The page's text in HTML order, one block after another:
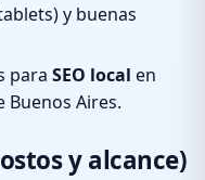
y buenas
para SEO local en
Buenos Aires.
y alcance)